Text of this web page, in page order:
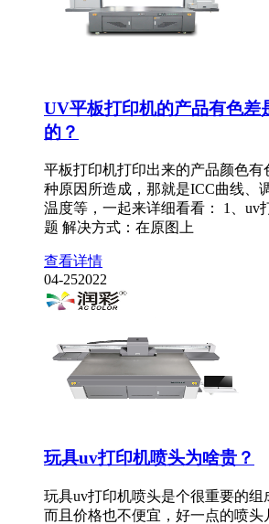
UV平板打印机的产品有色差
的？
平板打印机打印出来的产品颜色有
种原因所造成，那就是ICC曲线、
温度等，一起来详细看看： 1、uv
题 解决方式：在原图上
查看详情
04-252022
玩具uv打印机喷头为啥贵？
玩具uv打印机喷头是个很重要的
而且价格也不便宜，好一点的喷头